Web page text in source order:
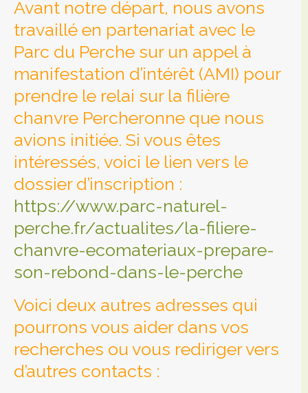
Avant notre départ, nous avons
travaillé en partenariat avec le
Parc du Perche sur un appel à
manifestation d’intérêt (AMI) pour
prendre le relai sur la filière
chanvre Percheronne que nous
avions initiée. Si vous êtes
intéressés, voici le lien vers le
dossier d’inscription :
https://www.parc-naturel-
perche.fr/actualites/la-filiere-
chanvre-ecomateriaux-prepare-
son-rebond-dans-le-perche
Voici deux autres adresses qui
pourrons vous aider dans vos
recherches ou vous rediriger vers
d’autres contacts :